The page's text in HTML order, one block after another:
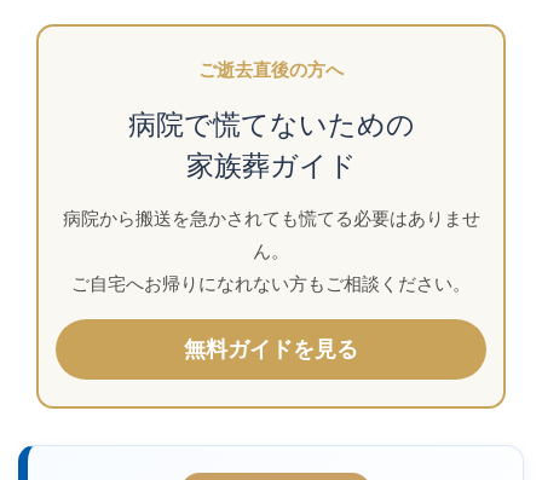
ご逝去直後の方へ
病院で慌てないための
家族葬ガイド
病院から搬送を急かされても慌てる必要はありませ
ん。
ご自宅へお帰りになれない方もご相談ください。
無料ガイドを見る